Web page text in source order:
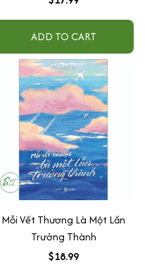
ADD TO CART
Mỗi Vết Thương Là Một Lần
Trưởng Thành
$18.99